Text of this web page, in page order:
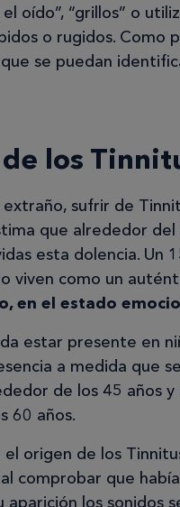
oído”, “grillos” o
o rugidos. Como
se puedan
los
sufrir de
que alrededor
esta dolencia. Un
viven como un
en el estado
estar presente en
a medida que
de los 45 años
60 años.
origen de los
comprobar que
aparición los sonidos